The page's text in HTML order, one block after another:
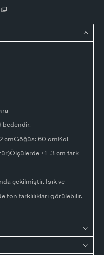
bedendir.
cmGöğüs: 60 cmKol
±1-3 cm fark
çekilmiştir. Işık ve
ton farklılıkları görülebilir.